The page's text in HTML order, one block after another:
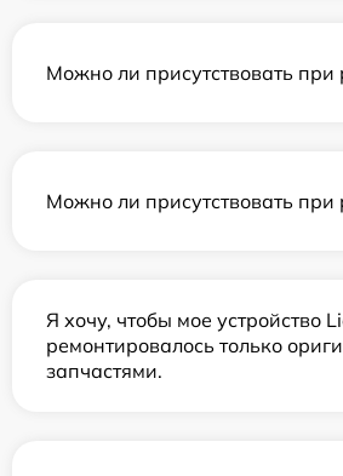
Можно ли присутствовать при
Можно ли присутствовать при
Я хочу, чтобы мое устройство
ремонтировалось только
запчастями.